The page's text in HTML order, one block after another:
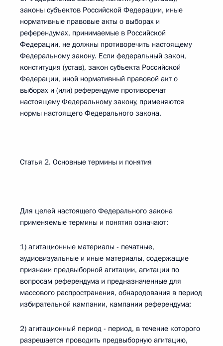
законы субъектов Российской Федерации, иные
нормативные правовые акты о выборах и
референдумах, принимаемые в Российской
Федерации, не должны противоречить настоящему
Федеральному закону. Если федеральный закон,
конституция (устав), закон субъекта Российской
Федерации, иной нормативный правовой акт о
выборах и (или) референдуме противоречат
настоящему Федеральному закону, применяются
нормы настоящего Федерального закона.
Статья 2. Основные термины и понятия
Для целей настоящего Федерального закона
применяемые термины и понятия означают:
1) агитационные материалы - печатные,
аудиовизуальные и иные материалы, содержащие
признаки предвыборной агитации, агитации по
вопросам референдума и предназначенные для
массового распространения, обнародования в период
избирательной кампании, кампании референдума;
2) агитационный период - период, в течение которого
разрешается проводить предвыборную агитацию,